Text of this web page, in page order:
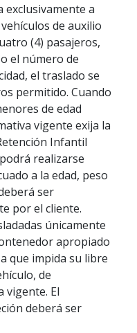
exclusivamente a
de auxilio
(4) pasajeros,
el número de
el traslado se
permitido. Cuando
de edad
vigente exija la
Infantil
realizarse
a la edad, peso
ser
por el cliente.
únicamente
apropiado
que impida su libre
de
vigente. El
deberá ser